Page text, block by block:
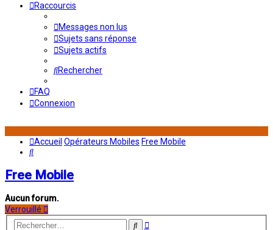
Raccourcis
Messages non lus
Sujets sans réponse
Sujets actifs
Rechercher
FAQ
Connexion
Accueil Opérateurs Mobiles Free Mobile
Rechercher
Free Mobile
Aucun forum.
Verrouillé
Rechercher
Recherche